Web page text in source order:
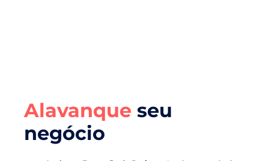
Alavanque seu
negócio